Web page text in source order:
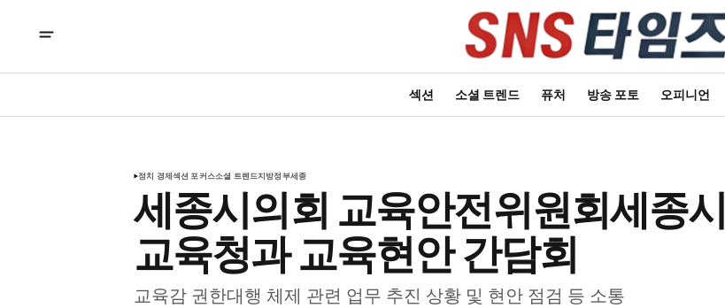
섹션 소셜 트렌드 퓨처 방송 포토 오피니언
정치 경제섹션 포커스소셜 트렌드지방정부세종
세종시의회 교육안전위원회세종시
교육청과 교육현안 간담회
교육감 권한대행 체제 관련 업무 추진 상황 및 현안 점검 등 소통